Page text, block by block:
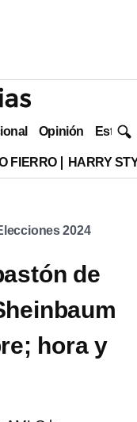
Opinión Estilo
FIERRO HARRY
2024
de
hora y